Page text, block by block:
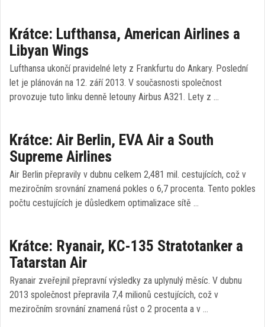
Krátce: Lufthansa, American Airlines a
Libyan Wings
Lufthansa ukončí pravidelné lety z Frankfurtu do Ankary. Poslední
let je plánován na 12. září 2013. V současnosti společnost
provozuje tuto linku denně letouny Airbus A321. Lety z …
Krátce: Air Berlin, EVA Air a South
Supreme Airlines
Air Berlin přepravily v dubnu celkem 2,481 mil. cestujících, což v
meziročním srovnání znamená pokles o 6,7 procenta. Tento pokles
počtu cestujících je důsledkem optimalizace sítě …
Krátce: Ryanair, KC-135 Stratotanker a
Tatarstan Air
Ryanair zveřejnil přepravní výsledky za uplynulý měsíc. V dubnu
2013 společnost přepravila 7,4 milionů cestujících, což v
meziročním srovnání znamená růst o 2 procenta a v …